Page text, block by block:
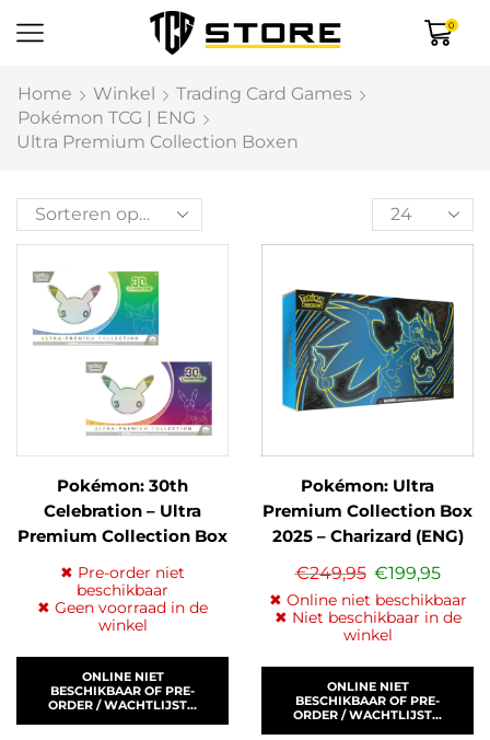
0
Home Winkel
Trading Card Games
Pokémon TCG | ENG
Ultra Premium Collection Boxen
Pokémon: 30th
Celebration – Ultra
Premium Collection Box
Day/Night (…
✖ Pre-order niet
beschikbaar
✖ Geen voorraad in de
winkel
ONLINE NIET
BESCHIKBAAR OF PRE-
ORDER / WACHTLIJST...
Pokémon: Ultra
Premium Collection Box
2025 – Charizard (ENG)
€249,95 €199,95
✖ Online niet beschikbaar
✖ Niet beschikbaar in de
winkel
ONLINE NIET
BESCHIKBAAR OF PRE-
ORDER / WACHTLIJST...